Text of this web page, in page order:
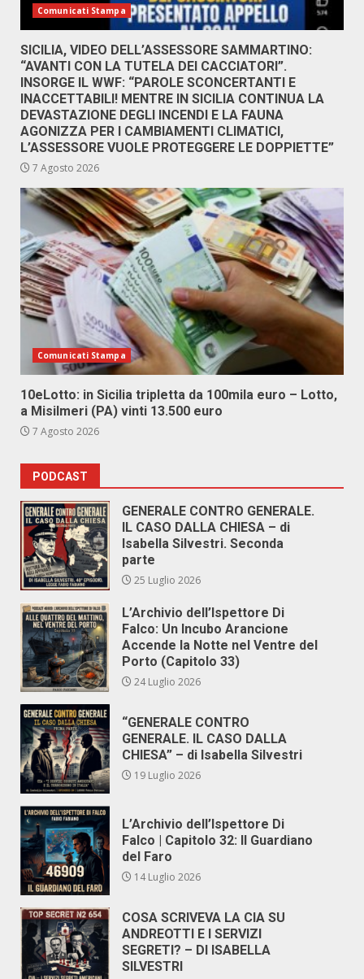
Comunicati Stampa
SICILIA, VIDEO DELL’ASSESSORE SAMMARTINO:
“AVANTI CON LA TUTELA DEI CACCIATORI”.
INSORGE IL WWF: “PAROLE SCONCERTANTI E
INACCETTABILI! MENTRE IN SICILIA CONTINUA LA
DEVASTAZIONE DEGLI INCENDI E LA FAUNA
AGONIZZA PER I CAMBIAMENTI CLIMATICI,
L’ASSESSORE VUOLE PROTEGGERE LE DOPPIETTE”
7 Agosto 2026
Comunicati Stampa
10eLotto: in Sicilia tripletta da 100mila euro – Lotto,
a Misilmeri (PA) vinti 13.500 euro
7 Agosto 2026
PODCAST
GENERALE CONTRO GENERALE.
IL CASO DALLA CHIESA – di
Isabella Silvestri. Seconda
parte
25 Luglio 2026
L’Archivio dell’Ispettore Di
Falco: Un Incubo Arancione
Accende la Notte nel Ventre del
Porto (Capitolo 33)
24 Luglio 2026
“GENERALE CONTRO
GENERALE. IL CASO DALLA
CHIESA” – di Isabella Silvestri
19 Luglio 2026
L’Archivio dell’Ispettore Di
Falco | Capitolo 32: Il Guardiano
del Faro
14 Luglio 2026
COSA SCRIVEVA LA CIA SU
ANDREOTTI E I SERVIZI
SEGRETI? – DI ISABELLA
SILVESTRI